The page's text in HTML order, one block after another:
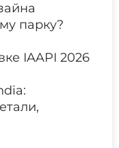
парку?
IAAPI 2026